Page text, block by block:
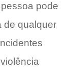
pode
de qualquer